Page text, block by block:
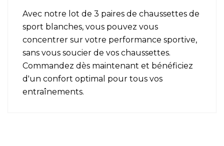
Avec notre lot de 3 paires de chaussettes de
sport blanches, vous pouvez vous
concentrer sur votre performance sportive,
sans vous soucier de vos chaussettes.
Commandez dès maintenant et bénéficiez
d'un confort optimal pour tous vos
entraînements.